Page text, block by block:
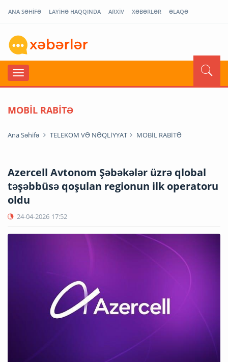
ANA SƏHİFƏ LAYİHƏ HAQQINDA ARXİV XƏBƏRLƏR ƏLAQƏ
MOBİL RABİTƏ
Ana Səhifə TELEKOM VƏ NƏQLİYYAT MOBİL RABİTƏ
Azercell Avtonom Şəbəkələr üzrə qlobal
təşəbbüsə qoşulan regionun ilk operatoru
oldu
24-04-2026 17:52